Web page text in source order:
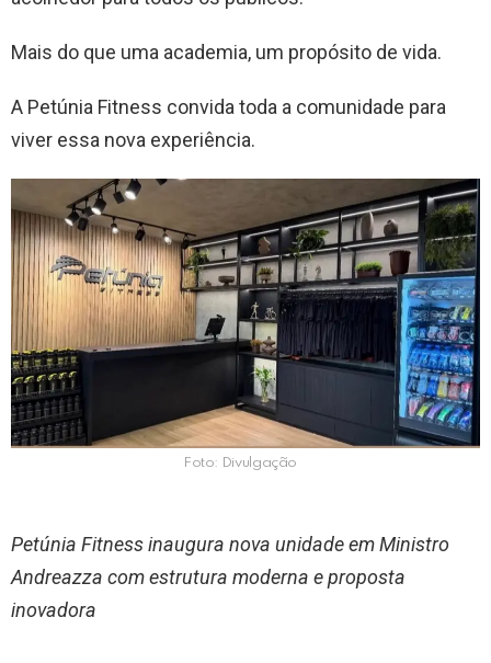
Mais do que uma academia, um propósito de vida.
A Petúnia Fitness convida toda a comunidade para
viver essa nova experiência.
Foto: Divulgação
Petúnia Fitness inaugura nova unidade em Ministro
Andreazza com estrutura moderna e proposta
inovadora